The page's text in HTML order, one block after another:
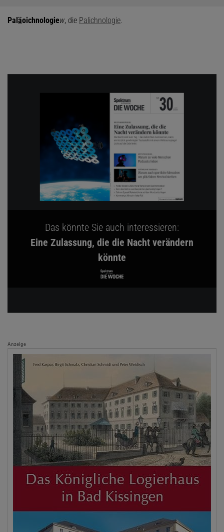
Paläoichnologiew, die Palichnologie.
Das könnte Sie auch interessieren:
Eine Zulassung, die die Nacht verändern
könnte
Anzeige